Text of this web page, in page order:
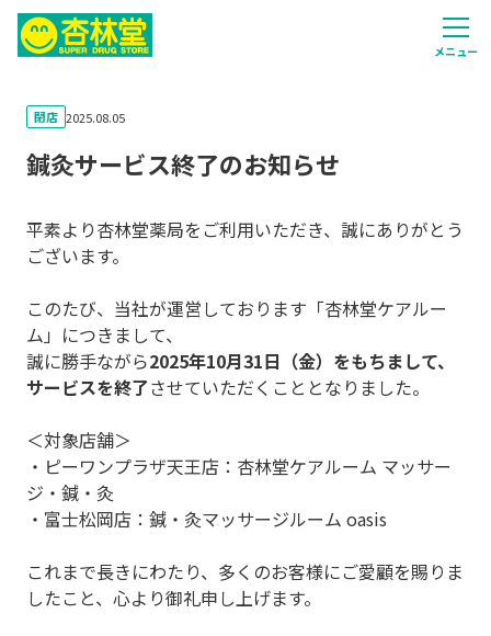
メニュー
閉店 2025.08.05
鍼灸サービス終了のお知らせ
平素より杏林堂薬局をご利用いただき、誠にありがとう
ございます。
このたび、当社が運営しております「杏林堂ケアルー
ム」につきまして、
誠に勝手ながら2025年10月31日（金）をもちまして、
サービスを終了させていただくこととなりました。
＜対象店舗＞
・ピーワンプラザ天王店：杏林堂ケアルーム マッサー
ジ・鍼・灸
・富士松岡店：鍼・灸マッサージルーム oasis
これまで長きにわたり、多くのお客様にご愛顧を賜りま
したこと、心より御礼申し上げます。